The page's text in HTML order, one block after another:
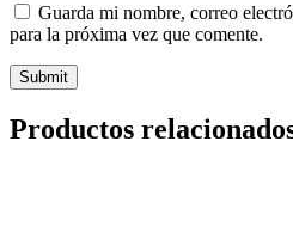
Guarda mi nombre, correo
para la próxima vez que comente.
Productos